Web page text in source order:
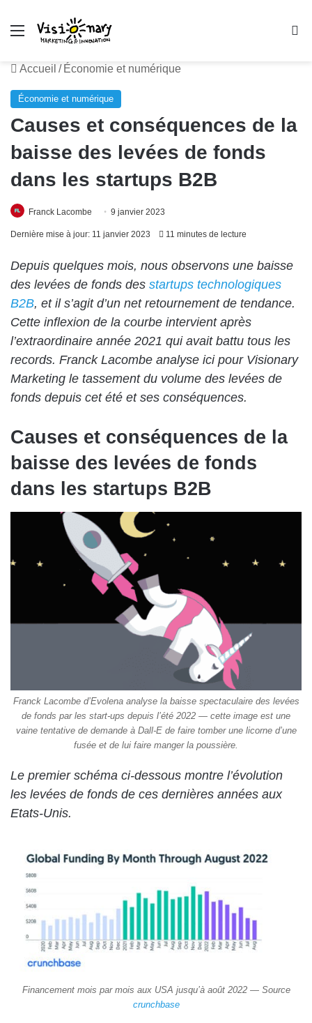
Menu
Accueil / Économie et numérique
Économie et numérique
Causes et conséquences de la
baisse des levées de fonds
dans les startups B2B
Franck Lacombe 9 janvier 2023
Dernière mise à jour: 11 janvier 2023 11 minutes de lecture
Depuis quelques mois, nous observons une baisse
des levées de fonds des startups technologiques
B2B, et il s’agit d’un net retournement de tendance.
Cette inflexion de la courbe intervient après
l’extraordinaire année 2021 qui avait battu tous les
records. Franck Lacombe analyse ici pour Visionary
Marketing le tassement du volume des levées de
fonds depuis cet été et ses conséquences.
Causes et conséquences de la
baisse des levées de fonds
dans les startups B2B
Franck Lacombe d’Evolena analyse la baisse spectaculaire des levées
de fonds par les start-ups depuis l’été 2022 — cette image est une
vaine tentative de demande à Dall-E de faire tomber une licorne d’une
fusée et de lui faire manger la poussière.
Le premier schéma ci-dessous montre l’évolution
les levées de fonds de ces dernières années aux
Etats-Unis.
Financement mois par mois aux USA jusqu’à août 2022 — Source
crunchbase